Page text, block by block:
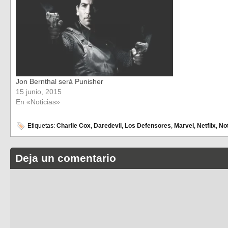
Jon Bernthal será Punisher
15 junio, 2015
En «Noticias»
Etiquetas: Charlie Cox Daredevil Los Defensores Marvel Netflix
Deja un comentario